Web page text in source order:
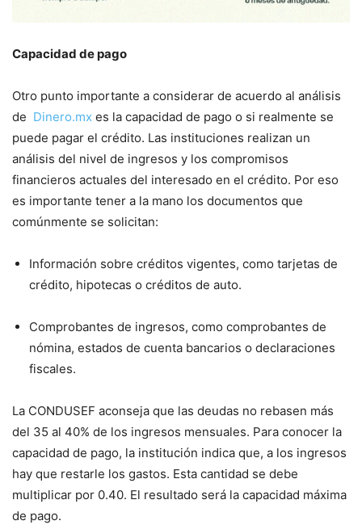
Capacidad de pago
Otro punto importante a considerar de acuerdo al análisis
de Dinero.mx es la capacidad de pago o si realmente se
puede pagar el crédito. Las instituciones realizan un
análisis del nivel de ingresos y los compromisos
financieros actuales del interesado en el crédito. Por eso
es importante tener a la mano los documentos que
comúnmente se solicitan:
Información sobre créditos vigentes, como tarjetas de
crédito, hipotecas o créditos de auto.
Comprobantes de ingresos, como comprobantes de
nómina, estados de cuenta bancarios o declaraciones
fiscales.
La CONDUSEF aconseja que las deudas no rebasen más
del 35 al 40% de los ingresos mensuales. Para conocer la
capacidad de pago, la institución indica que, a los ingresos
hay que restarle los gastos. Esta cantidad se debe
multiplicar por 0.40. El resultado será la capacidad máxima
de pago.